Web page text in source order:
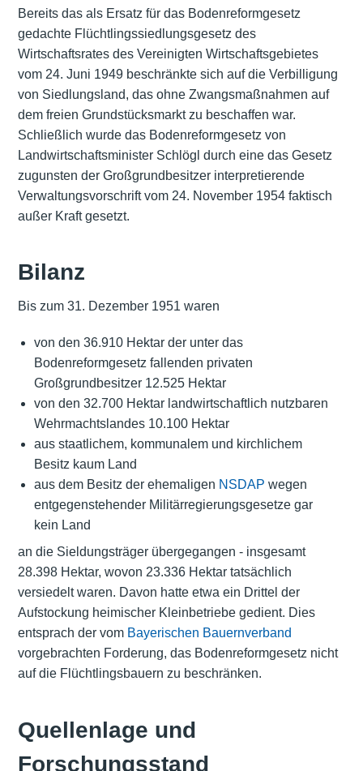
Bereits das als Ersatz für das Bodenreformgesetz
gedachte Flüchtlingssiedlungsgesetz des
Wirtschaftsrates des Vereinigten Wirtschaftsgebietes
vom 24. Juni 1949 beschränkte sich auf die Verbilligung
von Siedlungsland, das ohne Zwangsmaßnahmen auf
dem freien Grundstücksmarkt zu beschaffen war.
Schließlich wurde das Bodenreformgesetz von
Landwirtschaftsminister Schlögl durch eine das Gesetz
zugunsten der Großgrundbesitzer interpretierende
Verwaltungsvorschrift vom 24. November 1954 faktisch
außer Kraft gesetzt.
Bilanz
Bis zum 31. Dezember 1951 waren
von den 36.910 Hektar der unter das
Bodenreformgesetz fallenden privaten
Großgrundbesitzer 12.525 Hektar
von den 32.700 Hektar landwirtschaftlich nutzbaren
Wehrmachtslandes 10.100 Hektar
aus staatlichem, kommunalem und kirchlichem
Besitz kaum Land
aus dem Besitz der ehemaligen NSDAP wegen
entgegenstehender Militärregierungsgesetze gar
kein Land
an die Sieldungsträger übergegangen - insgesamt
28.398 Hektar, wovon 23.336 Hektar tatsächlich
versiedelt waren. Davon hatte etwa ein Drittel der
Aufstockung heimischer Kleinbetriebe gedient. Dies
entsprach der vom Bayerischen Bauernverband
vorgebrachten Forderung, das Bodenreformgesetz nicht
auf die Flüchtlingsbauern zu beschränken.
Quellenlage und
Forschungsstand